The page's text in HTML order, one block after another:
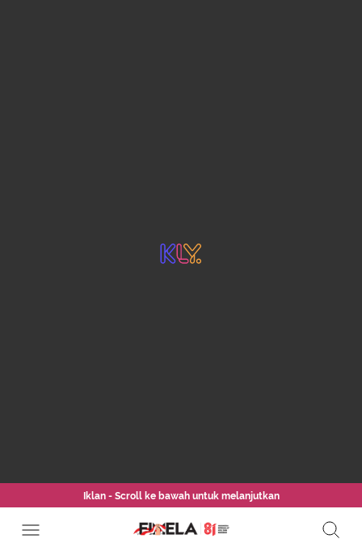
Iklan - Scroll ke bawah untuk melanjutkan